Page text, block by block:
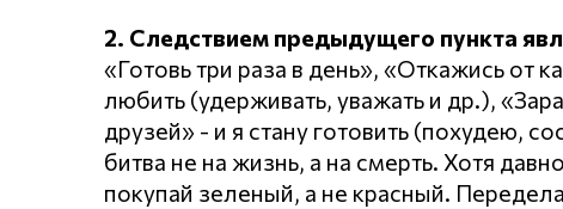
2. Следствием предыдущего пункта
«Готовь три раза в день», «Откажись от
любить (удерживать, уважать и др.),
друзей» - и я стану готовить (похудею,
битва не на жизнь, а на смерть. Хотя
покупай зеленый, а не красный.